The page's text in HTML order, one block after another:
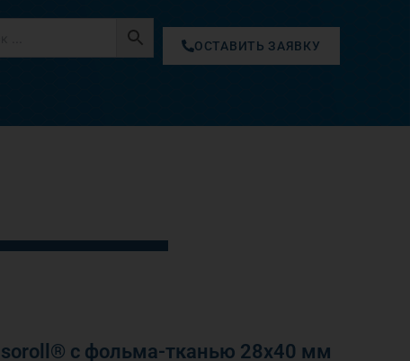
ОСТАВИТЬ ЗАЯВКУ
с фольма-тканью 28х40 мм